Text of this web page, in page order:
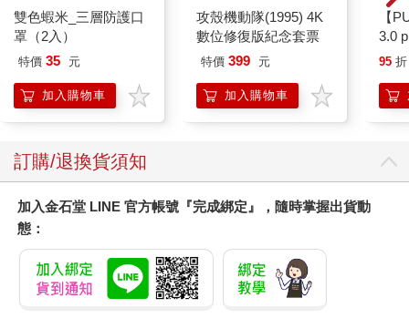
雙色蝦米_三層防護口
罩（2入）
特價 35 元
加入購物車
攻殼機動隊(1995) 4K
數位修復版紀念套票
特價 399 元
加入購物車
【
3.0
粉
95 折
訂購/退換貨須知
加入金石堂 LINE 官方帳號『完成綁定』，隨時掌握出貨動
態：